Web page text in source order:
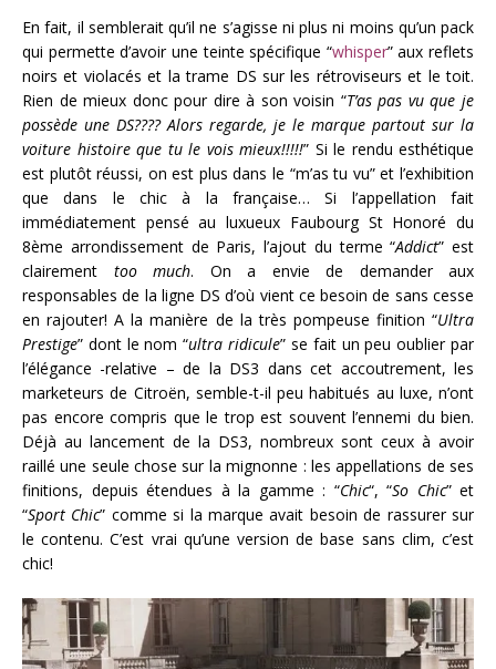
En fait, il semblerait qu’il ne s’agisse ni plus ni moins qu’un pack
qui permette d’avoir une teinte spécifique “whisper” aux reflets
noirs et violacés et la trame DS sur les rétroviseurs et le toit.
Rien de mieux donc pour dire à son voisin “T’as pas vu que je
possède une DS???? Alors regarde, je le marque partout sur la
voiture histoire que tu le vois mieux!!!!!” Si le rendu esthétique
est plutôt réussi, on est plus dans le “m’as tu vu” et l’exhibition
que dans le chic à la française… Si l’appellation fait
immédiatement pensé au luxueux Faubourg St Honoré du
8ème arrondissement de Paris, l’ajout du terme “Addict” est
clairement too much. On a envie de demander aux
responsables de la ligne DS d’où vient ce besoin de sans cesse
en rajouter! A la manière de la très pompeuse finition “Ultra
Prestige” dont le nom “ultra ridicule” se fait un peu oublier par
l’élégance -relative – de la DS3 dans cet accoutrement, les
marketeurs de Citroën, semble-t-il peu habitués au luxe, n’ont
pas encore compris que le trop est souvent l’ennemi du bien.
Déjà au lancement de la DS3, nombreux sont ceux à avoir
raillé une seule chose sur la mignonne : les appellations de ses
finitions, depuis étendues à la gamme : “Chic“, “So Chic” et
“Sport Chic” comme si la marque avait besoin de rassurer sur
le contenu. C’est vrai qu’une version de base sans clim, c’est
chic!